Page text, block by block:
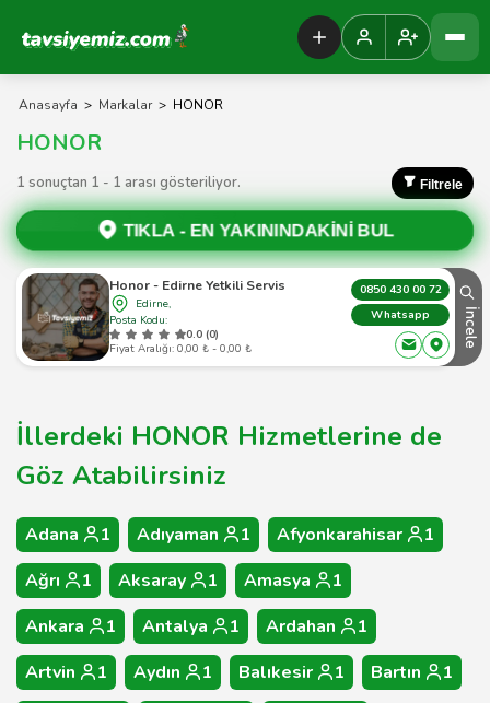
Tavsiyemiz Anasayfa
Anasayfa > Markalar > HONOR
HONOR
1 sonuçtan 1 - 1 arası gösteriliyor. Filtrele
TIKLA - EN YAKININDAKİNİ BUL
Honor - Edirne Yetkili Servis
Edirne,
Posta Kodu:
0.0 (0)
Fiyat Aralığı: 0,00 ₺ - 0,00 ₺
0850 430 00 72
Whatsapp
İncele
İllerdeki HONOR Hizmetlerine de
Göz Atabilirsiniz
Adana 1 Adıyaman 1 Afyonkarahisar
1
Ağrı
1 Aksaray 1 Amasya
1
Ankara
1 Antalya 1 Ardahan
1
Artvin
1 Aydın 1 Balıkesir 1 Bartın
1